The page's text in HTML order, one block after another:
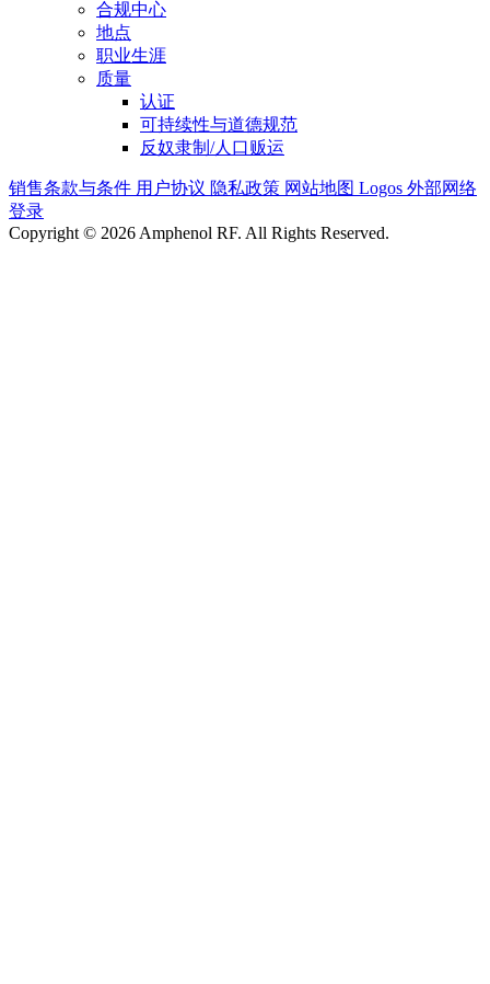
合规中心
地点
职业生涯
质量
认证
可持续性与道德规范
反奴隶制/人口贩运
销售条款与条件 用户协议 隐私政策 网站地图 Logos 外部网络
登录
Copyright © 2026 Amphenol RF. All Rights Reserved.